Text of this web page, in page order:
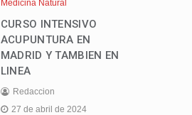
Medicina Natural
CURSO INTENSIVO
ACUPUNTURA EN
MADRID Y TAMBIEN EN
LINEA
Redaccion
27 de abril de 2024